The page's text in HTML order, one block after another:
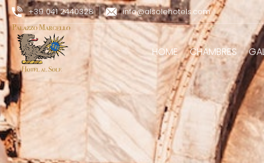
+39 041 2440328 info@alsolehotels.com
HOME CHAMBRES